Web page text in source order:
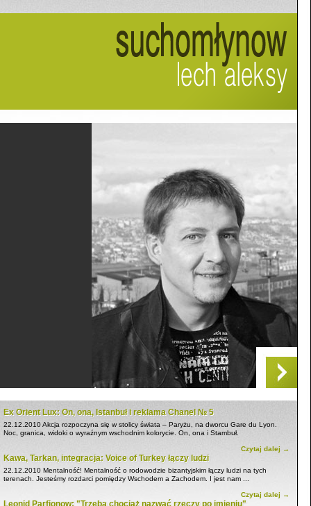
Ex Orient Lux: On, ona, Istanbuł i reklama Chanel № 5
22.12.2010Akcja rozpoczyna się w stolicy świata – Paryżu, na dworcu Gare du Lyon.
Noc, granica, widoki o wyraźnym wschodnim kolorycie. On, ona i Stambuł.
Czytaj dalej →
Kawa, Tarkan, integracja: Voice of Turkey łączy ludzi
22.12.2010 Mentalność! Mentalność o rodowodzie bizantyjskim łączy ludzi na tych
terenach. Jesteśmy rozdarci pomiędzy Wschodem a Zachodem. I jest nam ...
Czytaj dalej →
Leonid Parfionow: "Trzeba chociaż nazwać rzeczy po imieniu"